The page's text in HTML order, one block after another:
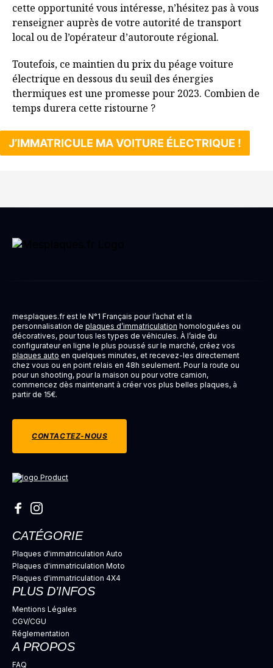
cette opportunité vous intéresse, n’hésitez pas à vous
renseigner auprès de votre autorité de transport
local ou de l’opérateur d’autoroute régional.
Toutefois, ce maintien du prix du péage voiture
électrique en dessous du seuil des énergies
thermiques est une promesse pour 2023. Combien de
temps durera cette ristourne ?
J’IMMATRICULE MA VOITURE ÉLECTRIQUE !
mesplaques.fr est le N°1 Français pour l’achat et la
personnalisation de plaques d’immatriculation homologuées ou
décoratives, pour tous les types de véhicules. À l’aide du
configurateur en ligne le plus poussé sur le marché, créez vos
plaques auto en quelques minutes, et recevez-les directement
chez vous ou en point relais en 48h seulement. Pour la route ou
pour un shooting, pour la maison ou pour votre camion,
commencez dès maintenant à créer vos plus belles plaques, à
partir de 15€.
CONTACTEZ-NOUS
CATÉGORIE
Plaques d'immatriculation Auto
Plaques d'immatriculation Moto
Plaques d'immatriculation 4X4
PLUS D’INFOS
Mentions Légales
CGV/CGU
Réglementation
A PROPOS
FAQ